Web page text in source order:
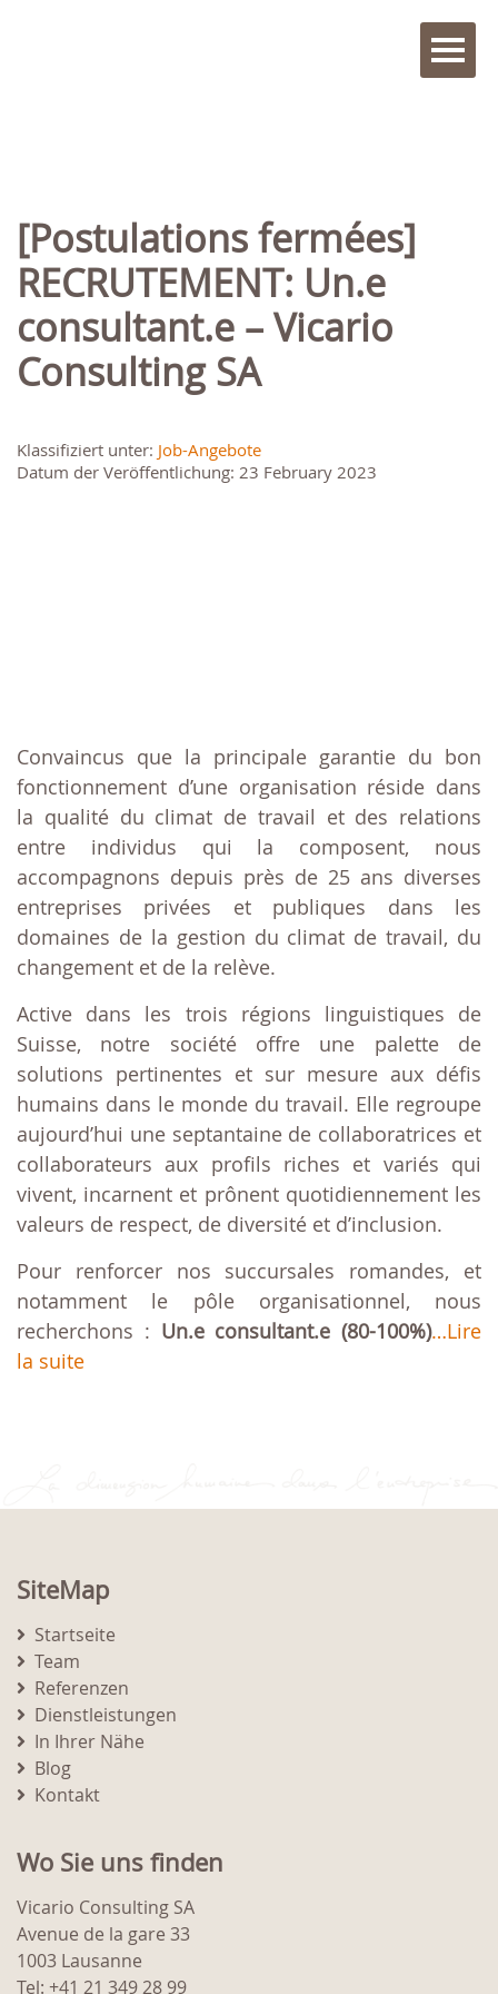
[Postulations fermées]
RECRUTEMENT: Un.e
consultant.e – Vicario
Consulting SA
Klassifiziert unter: Job-Angebote
Datum der Veröffentlichung: 23 February 2023
Convaincus que la principale garantie du bon
fonctionnement d’une organisation réside dans
la qualité du climat de travail et des relations
entre individus qui la composent, nous
accompagnons depuis près de 25 ans diverses
entreprises privées et publiques dans les
domaines de la gestion du climat de travail, du
changement et de la relève.
Active dans les trois régions linguistiques de
Suisse, notre société offre une palette de
solutions pertinentes et sur mesure aux défis
humains dans le monde du travail. Elle regroupe
aujourd’hui une septantaine de collaboratrices et
collaborateurs aux profils riches et variés qui
vivent, incarnent et prônent quotidiennement les
valeurs de respect, de diversité et d’inclusion.
Pour renforcer nos succursales romandes, et
notamment le pôle organisationnel, nous
recherchons : Un.e consultant.e (80-100%)…Lire
la suite
SiteMap
Startseite
Team
Referenzen
Dienstleistungen
In Ihrer Nähe
Blog
Kontakt
Wo Sie uns finden
Vicario Consulting SA
Avenue de la gare 33
1003 Lausanne
Tel: +41 21 349 28 99